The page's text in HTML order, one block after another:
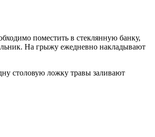
поместить в стеклянную банку,
На грыжу ежедневно накладывают
столовую ложку травы заливают